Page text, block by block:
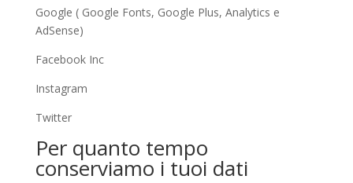
Google ( Google Fonts, Google Plus, Analytics e
AdSense)
Facebook Inc
Instagram
Twitter
Per quanto tempo
conserviamo i tuoi dati